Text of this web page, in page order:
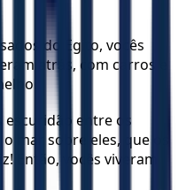
do Egito, vocês
atrás, com carros e
escuridão entre os
mar sobre eles, que os
Então, vocês viveram